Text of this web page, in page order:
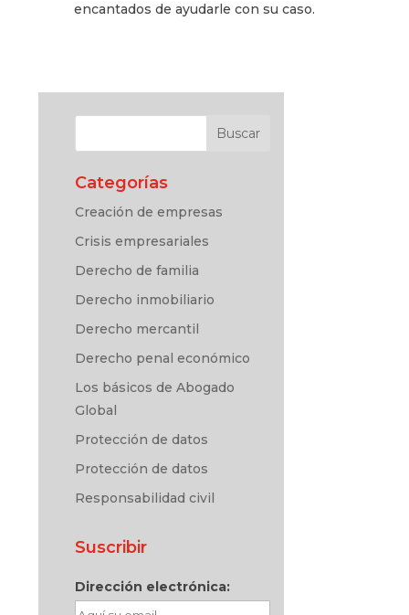
encantados de ayudarle con su caso.
Categorías
Creación de empresas
Crisis empresariales
Derecho de familia
Derecho inmobiliario
Derecho mercantil
Derecho penal económico
Los básicos de Abogado
Global
Protección de datos
Protección de datos
Responsabilidad civil
Suscribir
Dirección electrónica: